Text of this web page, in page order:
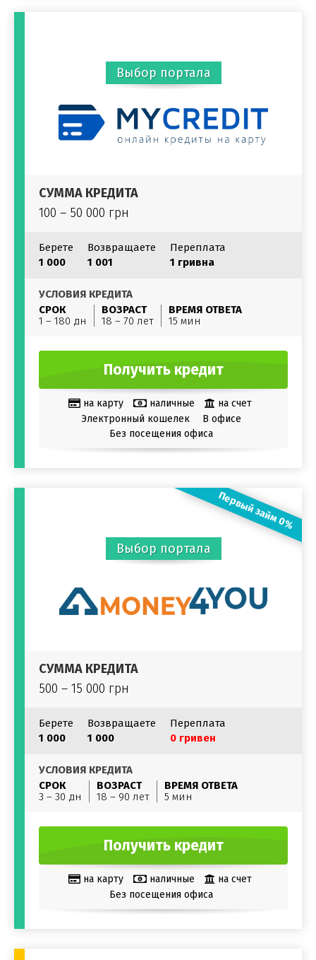
Выбор портала
СУММА КРЕДИТА
100 – 50 000 грн
Берете
1 000
Возвращаете
1 001
Переплата
1 гривна
УСЛОВИЯ КРЕДИТА
СРОК
1 – 180 дн
ВОЗРАСТ
18 – 70 лет
ВРЕМЯ ОТВЕТА
15 мин
Получить кредит
на карту наличные
на счет
Электронный кошелек
В офисе
Без посещения офиса
Выбор портала
СУММА КРЕДИТА
500 – 15 000 грн
Берете
1 000
Возвращаете
1 000
Переплата
0 гривен
УСЛОВИЯ КРЕДИТА
СРОК
3 – 30 дн
ВОЗРАСТ
18 – 90 лет
ВРЕМЯ ОТВЕТА
5 мин
Первый займ 0%
Получить кредит
на карту наличные
на счет
Без посещения офиса